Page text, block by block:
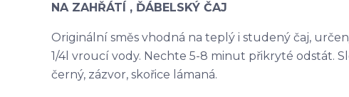
NA ZAHŘÁTÍ , ĎÁBELSKÝ ČAJ
Originální směs vhodná na teplý i studený čaj,
1/4l vroucí vody. Nechte 5-8 minut přikryté odstát.
černý, zázvor, skořice lámaná.